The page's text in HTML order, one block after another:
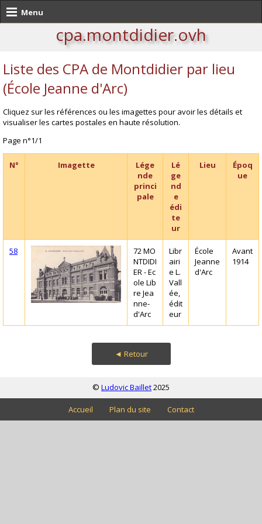
Menu
cpa.montdidier.ovh
Liste des CPA de Montdidier par lieu
(École Jeanne d'Arc)
Cliquez sur les références ou les imagettes pour avoir les détails et
visualiser les cartes postales en haute résolution.
Page n°1/1
N° Imagette
Lége
nde
princi
pale
Lé
ge
nd
e
édi
te
ur
Lieu
Époq
ue
58
72 MO
NTDIDI
ER - Ec
ole Lib
re Jea
nne-
d'Arc
Libr
airi
e L.
Vall
ée,
édit
eur
École
Jeanne
d'Arc
Avant
1914
◄ Retour
© Ludovic Baillet2025
Accueil Plan du site Contact